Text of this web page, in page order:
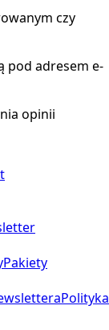
czy
pod adresem e-
opinii
Pakiety
Polityka